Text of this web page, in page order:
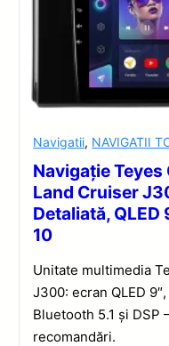
Navigatii, NAVIGATII
Navigație
Land Cruiser
Detaliată,
10
Unitate multimedia
J300: ecran QLED
Bluetooth 5.1 și
recomandări.